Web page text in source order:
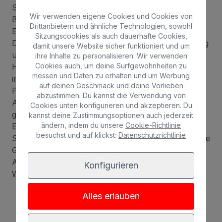
Spa eine große Auswahl an Massagen und
Behandlungen, die für ein Höchstmaß an
Entspannung und Wohlbefinden sorgen.
Das gastronomische Angebot des Hotels ist vielfältig
und bietet für jeden Geschmack das Richtige. Das
Hauptrestaurant des Hotels bietet eine Auswahl an
internationalen und lokalen Gerichten, während die
Poolbar der perfekte Ort ist, um in entspannter
Atmosphäre einen Cocktail oder ein kühles Bier zu
genießen.
Eines der Highlights des Hotels ist seine Nähe zum
Strand. Nur wenige Gehminuten entfernt können die
Gäste das wunderbare Klima am Strand von
Arguineguin genießen und verschiedene
Wassersportarten ausüben.
Wir verwenden eigene Cookies und Cookies von
Drittanbietern und ähnliche Technologien, sowohl
Sitzungscookies als auch dauerhafte Cookies,
damit unsere Website sicher funktioniert und um
ihre Inhalte zu personalisieren. Wir verwenden
Cookies auch, um deine Surfgewohnheiten zu
messen und Daten zu erhalten und um Werbung
auf deinen Geschmack und deine Vorlieben
abzustimmen. Du kannst die Verwendung von
Cookies unten konfigurieren und akzeptieren. Du
kannst deine Zustimmungsoptionen auch jederzeit
ändern, indem du unsere Cookie-Richtlinie
besuchst und auf klickst: Datenschutzrichtlinie
Konfigurieren
Alles erlauben